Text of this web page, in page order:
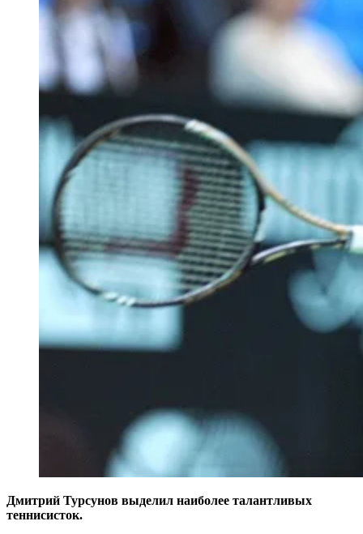
Дмитрий Турсунов выделил наиболее талантливых
теннисисток.